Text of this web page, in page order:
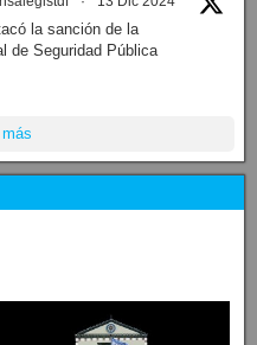
la sanción de la
de Seguridad Pública